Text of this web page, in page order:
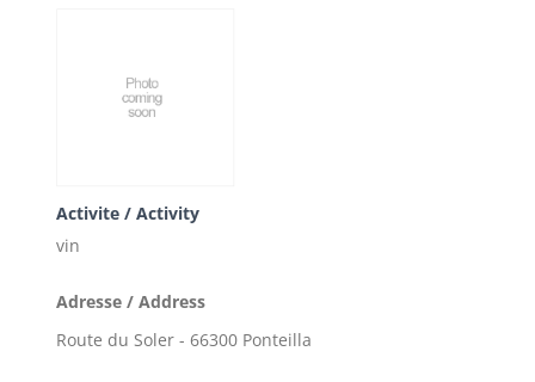
Activite / Activity
vin
Adresse / Address
Route du Soler - 66300 Ponteilla